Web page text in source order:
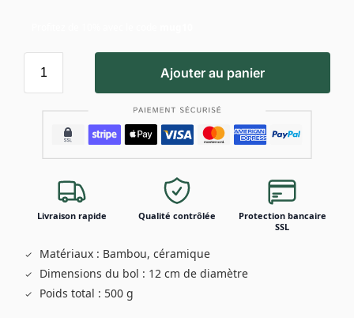
Ajouter au panier
Livraison rapide Qualité contrôlée
Protection bancaire
SSL
Matériaux : Bambou, céramique
Dimensions du bol : 12 cm de diamètre
Poids total : 500 g